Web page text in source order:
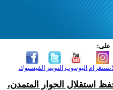
على:
الفيسبوك التويتر اليوتيوب
استقلال الحوار المتمدن،